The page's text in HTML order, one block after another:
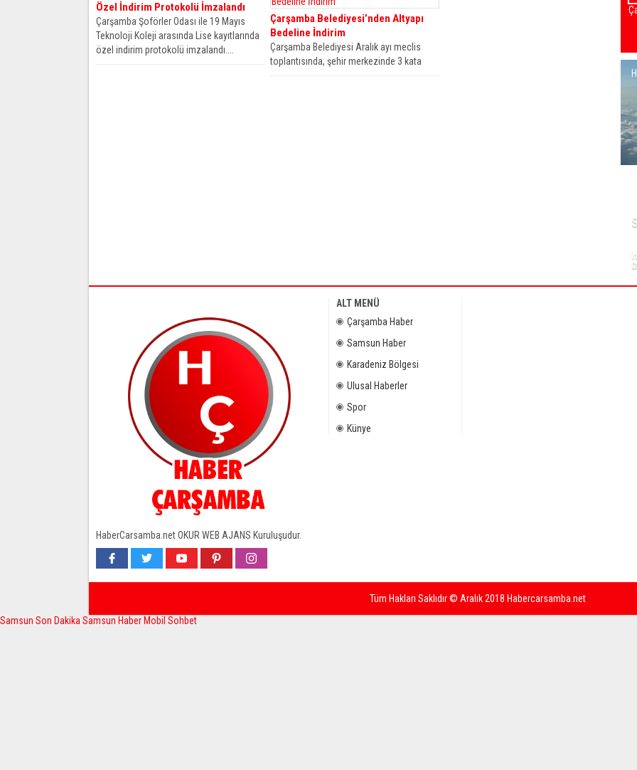
Özel İndirim Protokolü İmzalandı
Çarşamba Şoförler Odası ile 19 Mayıs
Teknoloji Koleji arasında Lise kayıtlarında
özel indirim protokolü imzalandı....
Çarşamba Belediyesi’nden Altyapı
Bedeline İndirim
Çarşamba Belediyesi Aralık ayı meclis
toplantısında, şehir merkezinde 3 kata
kadar ev yapan vatandaşlara altyapı...
HaberCarsamba.net OKUR WEB AJANS Kuruluşudur.
ALT MENÜ
Çarşamba Haber
Samsun Haber
Karadeniz Bölgesi
Ulusal Haberler
Spor
Künye
Tüm Hakları Saklıdır © Aralık 2018 Habercarsamba.net
Samsun Son Dakika Samsun Haber Mobil Sohbet